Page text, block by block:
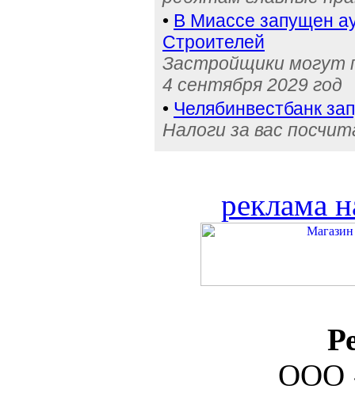
• В Миассе запущен
Строителей
Застройщики могут
4 сентября 2029 год
• Челябинвестбанк
Налоги за вас
реклама
ООО